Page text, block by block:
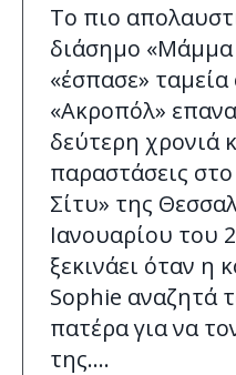
Το πιο
διάσημο
«έσπασε»
«Ακροπόλ»
δεύτερη χρονιά
παραστάσεις
Σίτυ» της
Ιανουαρίου του
ξεκινάει όταν η
Sophie αναζητά
πατέρα για να
της.…